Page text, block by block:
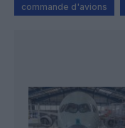
commande d'avions